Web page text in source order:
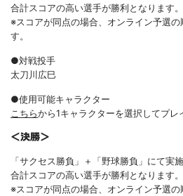
合計スコアの高い選手が勝利となります。
※スコアが同点の場合、オンライン予選
す。
●対戦投手
太刀川広巳
●使用可能キャラクター
こちらから1キャラクターを選択してプレ
＜決勝＞
「サクセス勝負」＋「野球勝負」にて実施
合計スコアの高い選手が勝利となります。
※スコアが同点の場合、オンライン予選